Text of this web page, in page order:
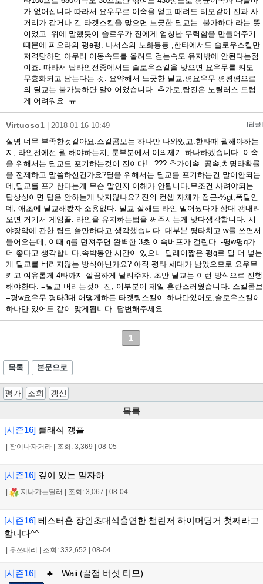
가 없어집니다.따라서 요우무로 이속을 얻고 때려도 티모같이 진과 사
거리가 같거나 긴 타겟스킬을 맞으면 느긋한 딜교는=불가하다 라는 뜻
이었고. 위에 말했듯이 슬로우가 진에게 엄청난 무력함을 만들어주기
때문에 피오라의 평e평. 나서스의 노화등등 ,한타에서도 슬로우스킬만
저격당하면 아무리 이동속도를 올려도 걷는속도 유지밖에 안된다는점
이죠. 따라서 탑라인전중에서도 슬로우스킬을 맞으면 요우무를 켜도
무효화되고 남는다는 것. 요약해서 느긋한 딜교,평요우무 평평평으로
의 딜교는 불가능하단 말이어었습니다. 추가로,탑진은 노틸러스 드럽
게 어려워요..ㅠ
Virtuoso1 | 2018-01-16 10:49 [답글]
설명 너무 부족한것같아요.스킬콤보는 하나만 나와있고.한타때 뭘해야하는
지, 라인전에선 뭘 해야하는지, 룬부분에서 이의제기 하나하겠습니다. 이속
을 위해서는 딜교도 포기하는것이 진이다!.=??? 추가이속=공속,치명타확률
을 전제하고 말씀하신건가요?딜을 위해서는 딜교를 포기하는건 말이안되는
데,딜교를 포기한다는게 무슨 말인지 이해가 안됩니다.무조건 사려야되는
탑상성이면 탑은 안하는게 낫지않나요? 진의 컨셉 자체가 접근-%gt;폭딜인
데, 애초에 딜교해봤자 소용없다. 딜교 잘해도 라인 밀어뒀다가 상대 갱내려
오면 거기서 게임끝.-라인을 유지하는법을 써주시는게 맞다생각합니다. 시
야장악에 관한 팁도 쓸만하다고 생각했습니다. 대부분 평타치고 w를 쓰면서
들어오는데, 이때 q를 던져주면 완벽한 3초 이속버프가 걸린다. -평w평q가
더 좋다고 생각합니다.속박동안 시간이 있으니 딜레이짧은 평q로 딜 더 넣는
게 딜교를 버리지않는 방식아닌가요? 아직 평타 세대가 남았으므로 요우무
키고 여유롭게 4타까지 깔끔하게 날려주자. 초반 딜교는 이런 방식으로 진행
해야한다. =딜교 버리는것이 진,-이부분이 제일 혼란스러웠습니다. 스킬콤보
=평w요우무 평타3대 어떻게하든 타겟팅스킬이 하나만있어도,슬로우스킬이
하나만 있어도 같이 맞게됩니다. 답변해주세요.
1
목록 본문으로
평가 조회 갱신
목록
[시즌16] 클래식 갱플
잠이나자거라 조회: 3,369 08-05
[시즌16] 깊이 있는 말자하
지나가는딜러 조회: 3,067 08-04
[시즌16] 테스터훈 장인초대석출연한 챌린저 하이머딩거 첫째라고
합니다^^
우쓰대리 조회: 332,652 08-04
[시즌16] ♣ Waii (꿀잼 버섯 티모)